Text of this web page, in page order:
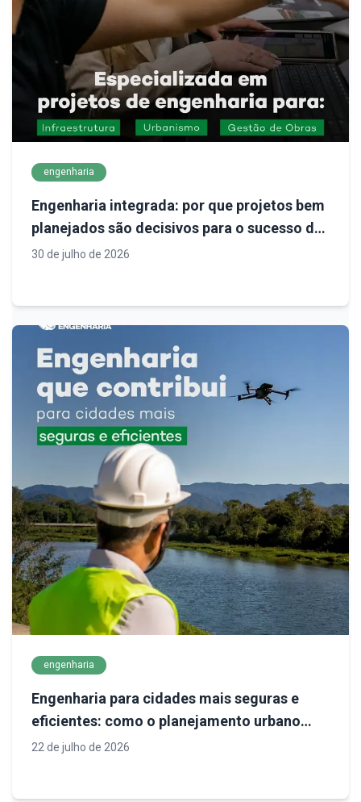
engenharia
Engenharia integrada: por que projetos bem
planejados são decisivos para o sucesso de
empreendimentos
30 de julho de 2026
engenharia
Engenharia para cidades mais seguras e
eficientes: como o planejamento urbano
define o futuro da infraestrutura
22 de julho de 2026